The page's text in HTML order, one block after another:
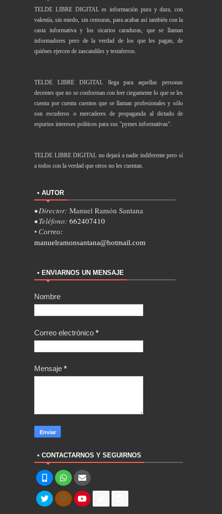
TELDE LIBRE DIGITAL es información pura y dura, con
valentía, sin miedo, sin censuras, para acabar así también con la
casta informativa y los sicarios caraduras, que se llaman
informadores pero de la verdad de los que les pagan, de
quiénes ejercen de zascandiles y testaferros.
TELDE LIBRE DIGITAL llega para aquellas personas
decentes que no se conforman con leer ciegamente lo que se les
cuenta por cuenta cuentos que se llaman profesionales y sólo
son escuderos o mercaderes de propaganda al dictado de
espurios intereses políticos para sus "pymes informativas".
TELDE LIBRE DIGITAL no dejará a nadie indiferente pero sí
a todos con la verdad que otros no les cuentan.
• AUTOR
• Director: Manuel Ramón Santana
• Teléfono: 662407410
• Correo:
manuelramonsantana@hotmail.com
• ENVIARNOS UN MENSAJE
Nombre
Correo electrónico *
Mensaje *
• CONTACTARNOS Y SEGUIRNOS